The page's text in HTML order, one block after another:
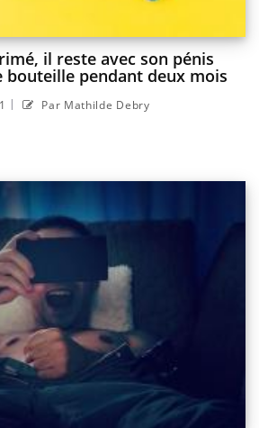
il reste avec son pénis
bouteille pendant deux mois
| Par Mathilde Debry